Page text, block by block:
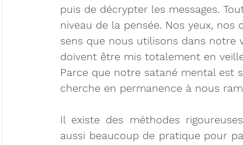
puis de décrypter les messages.
niveau de la pensée. Nos yeux, nos
sens que nous utilisons dans notre
doivent être mis totalement en
Parce que notre satané mental est
cherche en permanence à nous
Il existe des méthodes
aussi beaucoup de pratique pour